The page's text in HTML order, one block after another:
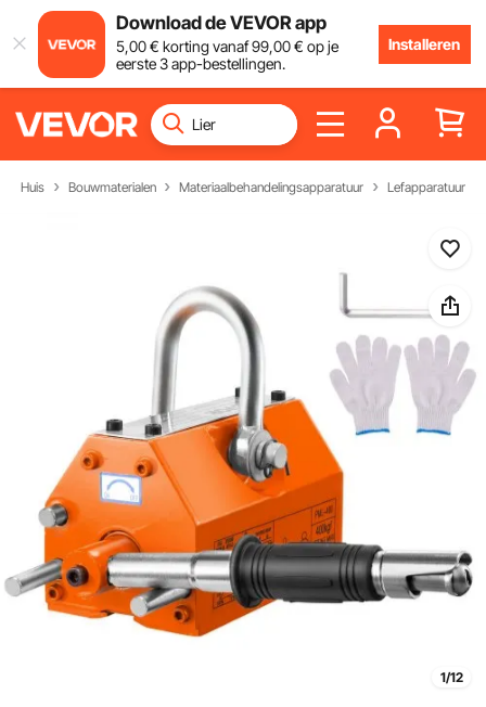
Download de VEVOR app
5,00€ korting vanaf99,00€ op je
eerste 3 app-bestellingen.
Installeren
Huis Bouwmaterialen Materiaalbehandelingsapparatuur Lefapparatuur
1/12